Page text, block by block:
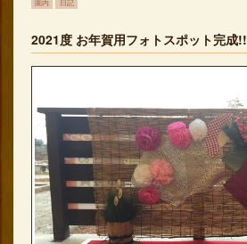
2021度 お年賀用フォトスポット完成!!